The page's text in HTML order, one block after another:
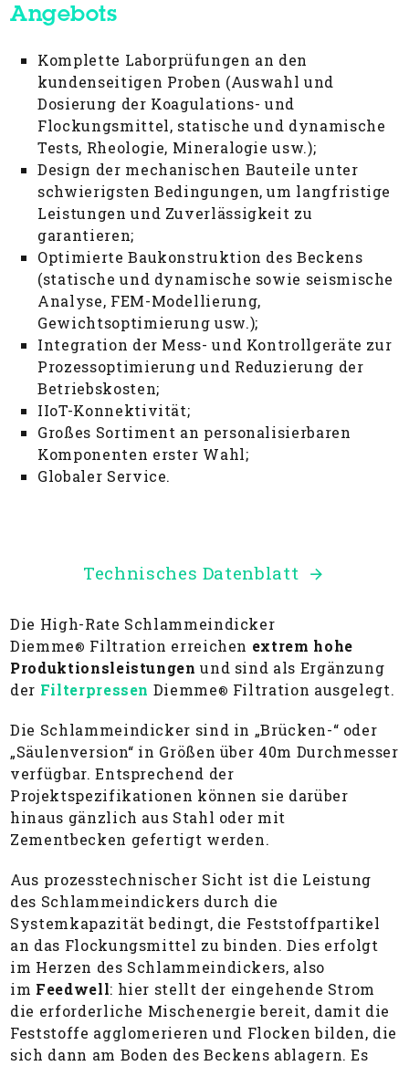
Angebots
Komplette Laborprüfungen an den
kundenseitigen Proben (Auswahl und
Dosierung der Koagulations- und
Flockungsmittel, statische und dynamische
Tests, Rheologie, Mineralogie usw.);
Design der mechanischen Bauteile unter
schwierigsten Bedingungen, um langfristige
Leistungen und Zuverlässigkeit zu
garantieren;
Optimierte Baukonstruktion des Beckens
(statische und dynamische sowie seismische
Analyse, FEM-Modellierung,
Gewichtsoptimierung usw.);
Integration der Mess- und Kontrollgeräte zur
Prozessoptimierung und Reduzierung der
Betriebskosten;
IIoT-Konnektivität;
Großes Sortiment an personalisierbaren
Komponenten erster Wahl;
Globaler Service.
Technisches Datenblatt
Die High-Rate Schlammeindicker
Diemme® Filtration erreichen extrem hohe
Produktionsleistungen und sind als Ergänzung
der Filterpressen Diemme® Filtration ausgelegt.
Die Schlammeindicker sind in „Brücken-“ oder
„Säulenversion“ in Größen über 40m Durchmesser
verfügbar. Entsprechend der
Projektspezifikationen können sie darüber
hinaus gänzlich aus Stahl oder mit
Zementbecken gefertigt werden.
Aus prozesstechnischer Sicht ist die Leistung
des Schlammeindickers durch die
Systemkapazität bedingt, die Feststoffpartikel
an das Flockungsmittel zu binden. Dies erfolgt
im Herzen des Schlammeindickers, also
im Feedwell: hier stellt der eingehende Strom
die erforderliche Mischenergie bereit, damit die
Feststoffe agglomerieren und Flocken bilden, die
sich dann am Boden des Beckens ablagern. Es